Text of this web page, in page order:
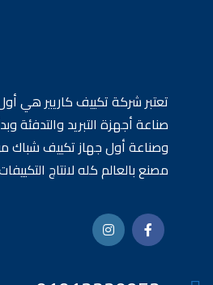
تعتبر شركة تكييف كاريير هي
صناعة أجهزة التبريد والتدفئة
وصناعة أول جهاز تكييف شباك
مصنع بالعالم كله لانتاج